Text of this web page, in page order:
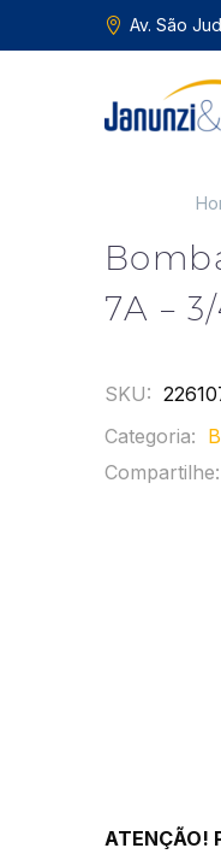
Av. São
7A –
SKU:
Categoria:
Compartilhe:
ATENÇÃO!